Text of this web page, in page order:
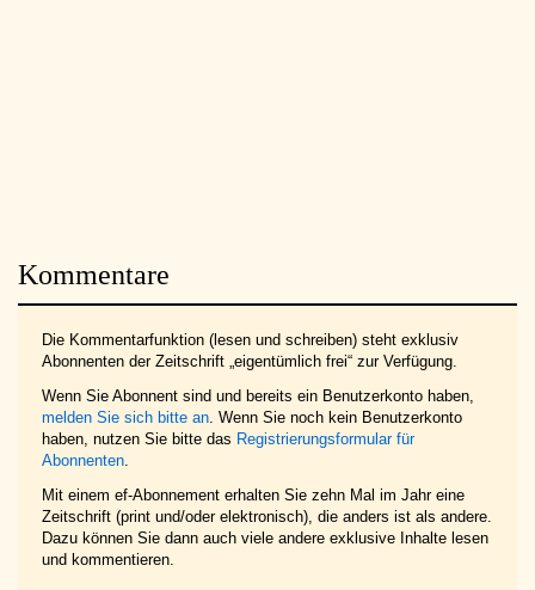
Kommentare
Die Kommentarfunktion (lesen und schreiben) steht exklusiv
Abonnenten der Zeitschrift „eigentümlich frei“ zur Verfügung.
Wenn Sie Abonnent sind und bereits ein Benutzerkonto haben,
melden Sie sich bitte an. Wenn Sie noch kein Benutzerkonto
haben, nutzen Sie bitte das Registrierungsformular für
Abonnenten.
Mit einem ef-Abonnement erhalten Sie zehn Mal im Jahr eine
Zeitschrift (print und/oder elektronisch), die anders ist als andere.
Dazu können Sie dann auch viele andere exklusive Inhalte lesen
und kommentieren.